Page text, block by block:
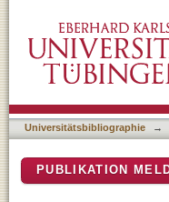
Universitätsbibliographie →
PUBLIKATION